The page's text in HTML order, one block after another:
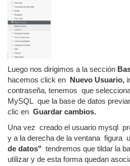
Luego nos dirigimos a la sección
hacemos click en Nuevo Usuario,
contraseña, tenemos que
MySQL que la base de datos
clic en Guardar cambios.
Una vez creado el usuario mysql
y a la derecha de la ventana figura
de datos" tendremos que tildar la
utilizar y de esta forma quedan